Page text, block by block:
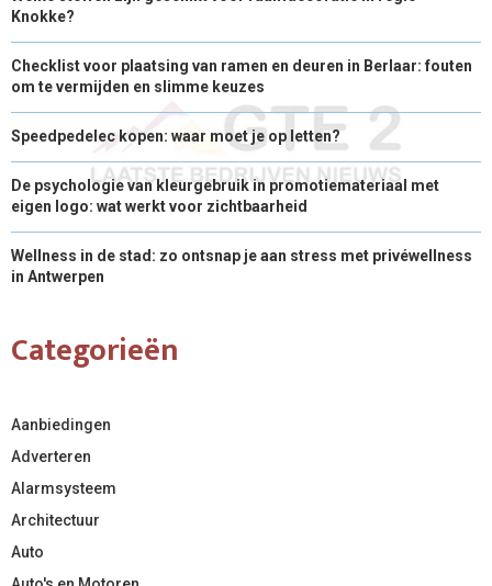
Knokke?
Checklist voor plaatsing van ramen en deuren in Berlaar: fouten
om te vermijden en slimme keuzes
Speedpedelec kopen: waar moet je op letten?
De psychologie van kleurgebruik in promotiemateriaal met
eigen logo: wat werkt voor zichtbaarheid
Wellness in de stad: zo ontsnap je aan stress met privéwellness
in Antwerpen
Categorieën
Aanbiedingen
Adverteren
Alarmsysteem
Architectuur
Auto